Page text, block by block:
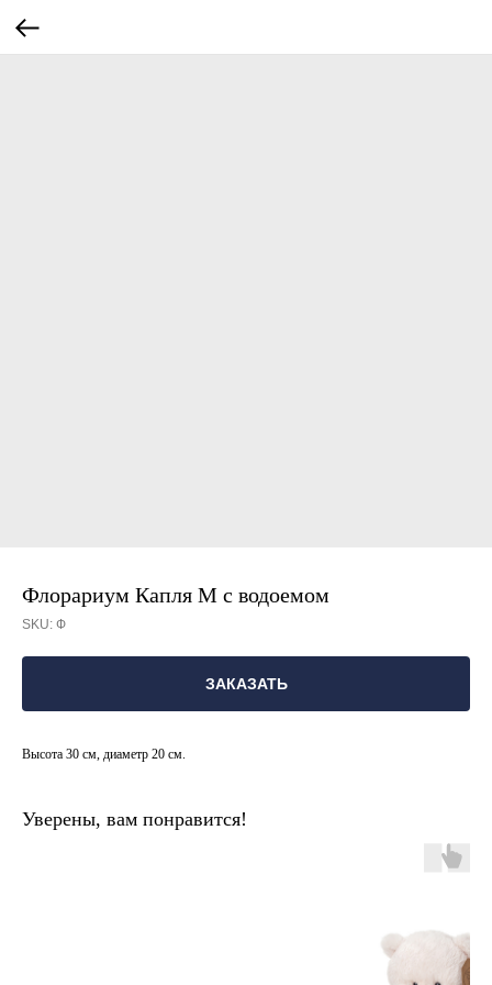
Флорариум Капля М с водоемом
SKU: Ф
ЗАКАЗАТЬ
Высота 30 см, диаметр 20 см.
Уверены, вам понравится!